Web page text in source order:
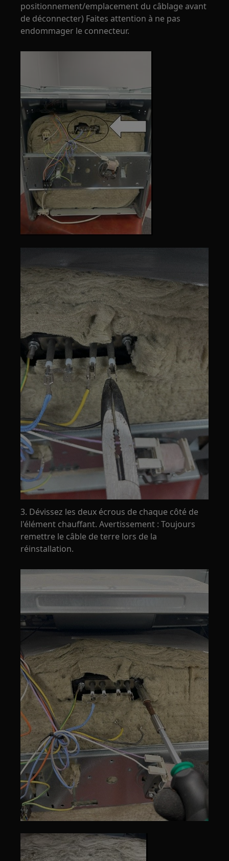
positionnement/emplacement du câblage avant
de déconnecter) Faites attention à ne pas
endommager le connecteur.
3. Dévissez les deux écrous de chaque côté de
l'élément chauffant. Avertissement : Toujours
remettre le câble de terre lors de la
réinstallation.